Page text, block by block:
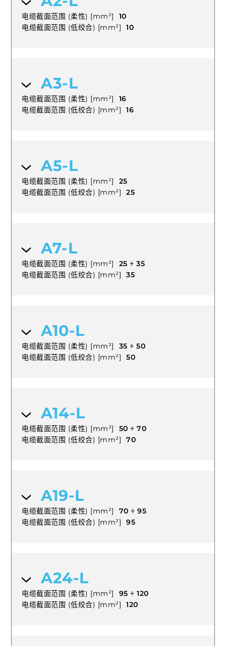
电缆截面范围 (柔性) [mm²]
10
电缆截面范围 (低绞合) [mm²]
10
A3-L
电缆截面范围 (柔性) [mm²]
16
电缆截面范围 (低绞合) [mm²]
16
A5-L
电缆截面范围 (柔性) [mm²]
25
电缆截面范围 (低绞合) [mm²]
25
A7-L
电缆截面范围 (柔性) [mm²]
25 ÷ 35
电缆截面范围 (低绞合) [mm²]
35
A10-L
电缆截面范围 (柔性) [mm²]
35 ÷ 50
电缆截面范围 (低绞合) [mm²]
50
A14-L
电缆截面范围 (柔性) [mm²]
50 ÷ 70
电缆截面范围 (低绞合) [mm²]
70
A19-L
电缆截面范围 (柔性) [mm²]
70 ÷ 95
电缆截面范围 (低绞合) [mm²]
95
A24-L
电缆截面范围 (柔性) [mm²]
95 ÷ 120
电缆截面范围 (低绞合) [mm²]
120